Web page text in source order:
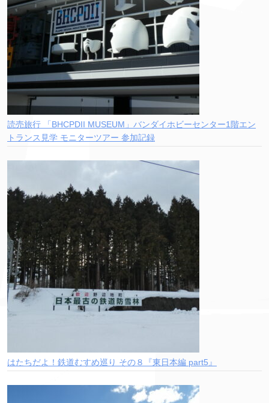
読売旅行 「BHCPDII MUSEUM」バンダイホビーセンター1階エン
トランス見学 モニターツアー 参加記録
はたちだよ！鉄道むすめ巡り その８『東日本編 part5』